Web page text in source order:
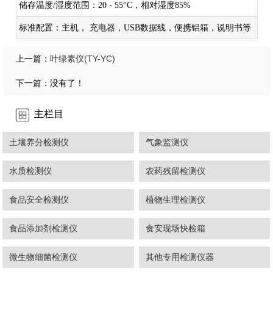
储存温度/湿度范围：20 - 55°C，相对湿度85%
标准配置：主机， 充电器，USB数据线，便携铝箱，说明书等
上一篇：叶绿素仪(TY-YC)
下一篇：没有了！
主栏目
土壤养分检测仪 气象监测仪
水质检测仪 农药残留检测仪
食品安全检测仪 植物生理检测仪
食品添加剂检测仪 食安现场快检箱
微生物细菌检测仪 其他专用检测仪器